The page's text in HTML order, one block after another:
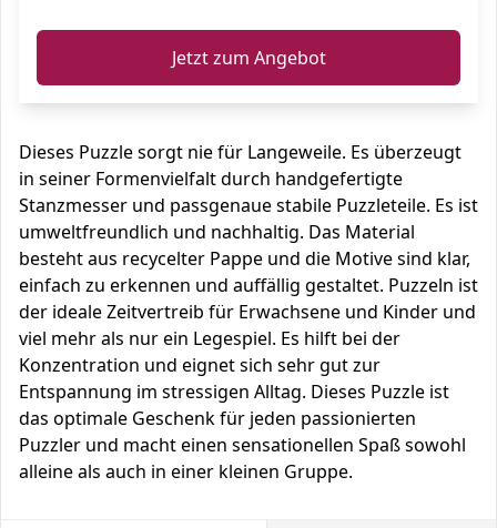
Jetzt zum Angebot
Dieses Puzzle sorgt nie für Langeweile. Es überzeugt
in seiner Formenvielfalt durch handgefertigte
Stanzmesser und passgenaue stabile Puzzleteile. Es ist
umweltfreundlich und nachhaltig. Das Material
besteht aus recycelter Pappe und die Motive sind klar,
einfach zu erkennen und auffällig gestaltet. Puzzeln ist
der ideale Zeitvertreib für Erwachsene und Kinder und
viel mehr als nur ein Legespiel. Es hilft bei der
Konzentration und eignet sich sehr gut zur
Entspannung im stressigen Alltag. Dieses Puzzle ist
das optimale Geschenk für jeden passionierten
Puzzler und macht einen sensationellen Spaß sowohl
alleine als auch in einer kleinen Gruppe.